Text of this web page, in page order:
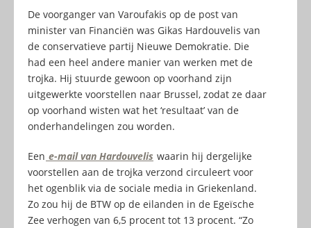
De voorganger van Varoufakis op de post van
minister van Financiën was Gikas Hardouvelis van
de conservatieve partij Nieuwe Demokratie. Die
had een heel andere manier van werken met de
trojka. Hij stuurde gewoon op voorhand zijn
uitgewerkte voorstellen naar Brussel, zodat ze daar
op voorhand wisten wat het ‘resultaat’ van de
onderhandelingen zou worden.
Een e-mail van Hardouvelis waarin hij dergelijke
voorstellen aan de trojka verzond circuleert voor
het ogenblik via de sociale media in Griekenland.
Zo zou hij de BTW op de eilanden in de Egeïsche
Zee verhogen van 6,5 procent tot 13 procent. “Zo